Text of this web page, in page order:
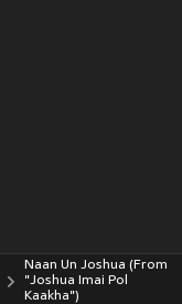
Naan Un Joshua (From
"Joshua Imai Pol
Kaakha")